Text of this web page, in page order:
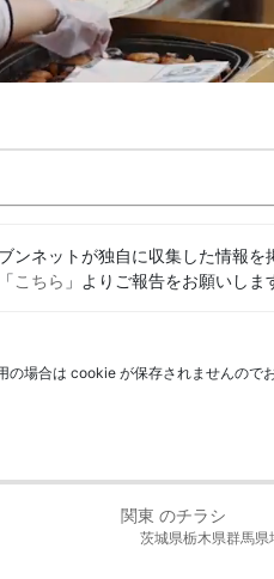
ンネットが独自に収集した情報
こちら 」よりご報告をお願いしま
場合は cookie が保存されませんので
関東 のチラシ
茨城県栃木県群馬県